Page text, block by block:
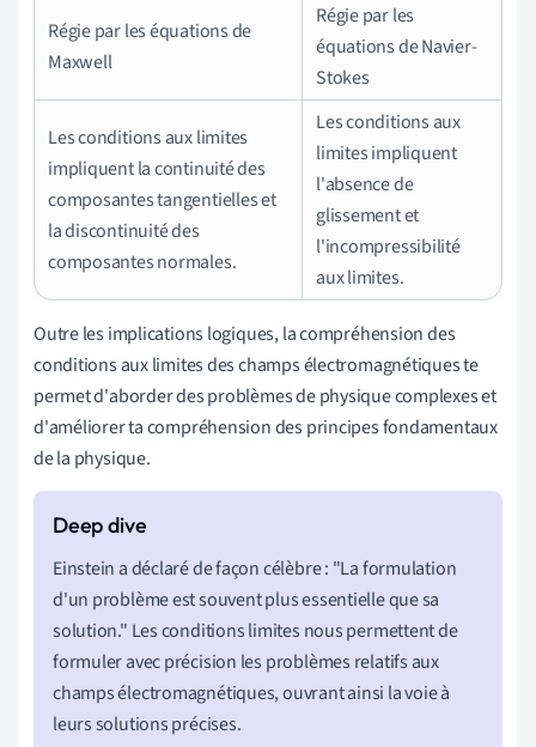
Régie par les équations de
Maxwell
Régie par les
équations de Navier-
Stokes
Les conditions aux limites
impliquent la continuité des
composantes tangentielles et
la discontinuité des
composantes normales.
Les conditions aux
limites impliquent
l'absence de
glissement et
l'incompressibilité
aux limites.
Outre les implications logiques, la compréhension des
conditions aux limites des champs électromagnétiques te
permet d'aborder des problèmes de physique complexes et
d'améliorer ta compréhension des principes fondamentaux
de la physique.
Einstein a déclaré de façon célèbre : "La formulation
d'un problème est souvent plus essentielle que sa
solution." Les conditions limites nous permettent de
formuler avec précision les problèmes relatifs aux
champs électromagnétiques, ouvrant ainsi la voie à
leurs solutions précises.